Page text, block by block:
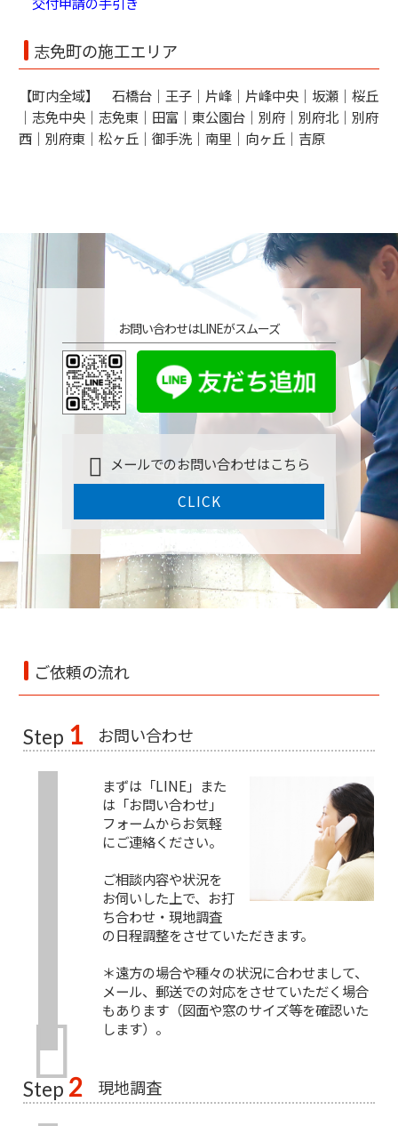
志免町の施工エリア
【町内全域】 石橋台｜王子｜片峰｜片峰中央｜坂瀬｜桜丘
｜志免中央｜志免東｜田富｜東公園台｜別府｜別府北｜別府
西｜別府東｜松ヶ丘｜御手洗｜南里｜向ヶ丘｜吉原
お問い合わせはLINEがスムーズ
メールでのお問い合わせはこちら
CLICK
ご依頼の流れ
Step 1 お問い合わせ
まずは「LINE」また
は「お問い合わせ」
フォームからお気軽
にご連絡ください。
ご相談内容や状況を
お伺いした上で、お打
ち合わせ・現地調査
の日程調整をさせていただきます。
＊遠方の場合や種々の状況に合わせまして、
メール、郵送での対応をさせていただく場合
もあります（図面や窓のサイズ等を確認いた
します）。
Step 2 現地調査